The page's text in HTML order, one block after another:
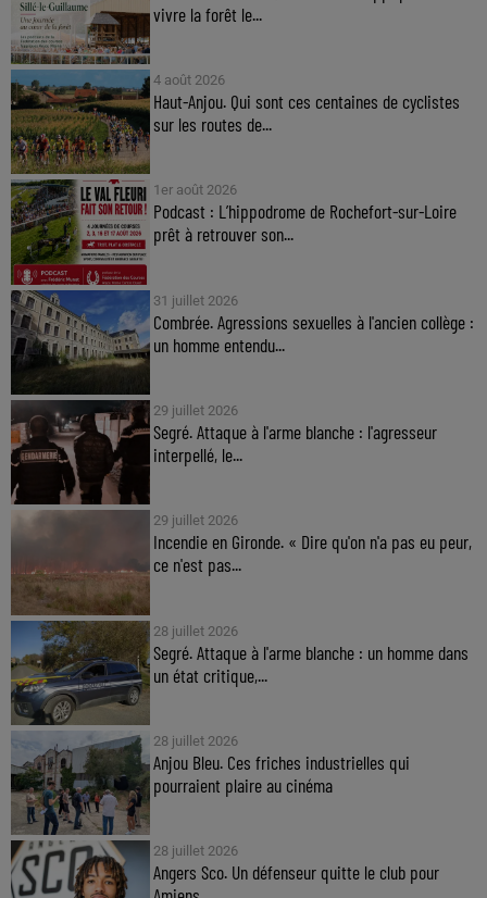
vivre la forêt le...
4 août 2026
Haut-Anjou. Qui sont ces centaines de cyclistes
sur les routes de...
1er août 2026
Podcast : L’hippodrome de Rochefort-sur-Loire
prêt à retrouver son...
31 juillet 2026
Combrée. Agressions sexuelles à l'ancien collège :
un homme entendu...
29 juillet 2026
Segré. Attaque à l'arme blanche : l'agresseur
interpellé, le...
29 juillet 2026
Incendie en Gironde. « Dire qu'on n'a pas eu peur,
ce n'est pas...
28 juillet 2026
Segré. Attaque à l'arme blanche : un homme dans
un état critique,...
28 juillet 2026
Anjou Bleu. Ces friches industrielles qui
pourraient plaire au cinéma
28 juillet 2026
Angers Sco. Un défenseur quitte le club pour